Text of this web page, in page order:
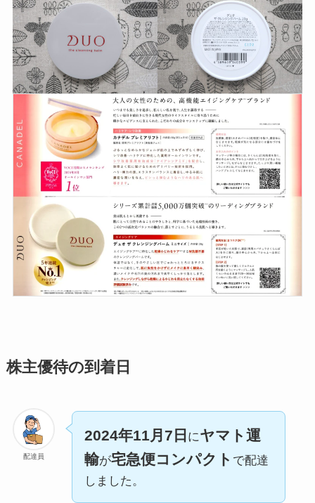
株主優待の到着日
配達員
2024年11月7日 にヤマト運
輸が宅急便コンパクト で配達
しました。